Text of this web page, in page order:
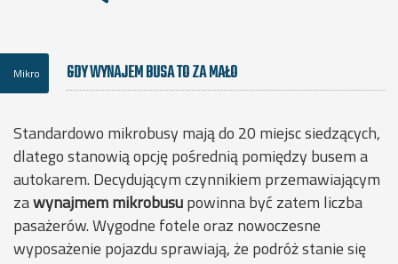
Mikro GDY WYNAJEM BUSA TO ZA MAŁO
Standardowo mikrobusy mają do 20 miejsc siedzących,
dlatego stanowią opcję pośrednią pomiędzy busem a
autokarem. Decydującym czynnikiem przemawiającym
zawynajmem mikrobusupowinna być zatem liczba
pasażerów. Wygodne fotele oraz nowoczesne
wyposażenie pojazdu sprawiają, że podróż stanie się